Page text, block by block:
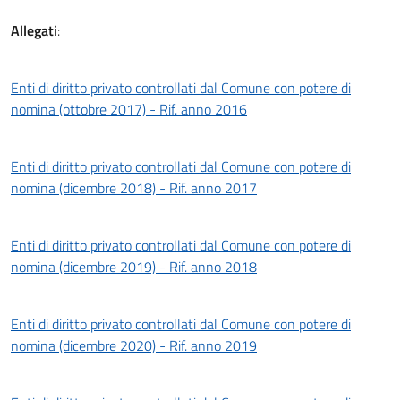
Allegati:
Enti di diritto privato controllati dal Comune con potere di
nomina (ottobre 2017) - Rif. anno 2016
Enti di diritto privato controllati dal Comune con potere di
nomina (dicembre 2018) - Rif. anno 2017
Enti di diritto privato controllati dal Comune con potere di
nomina (dicembre 2019) - Rif. anno 2018
Enti di diritto privato controllati dal Comune con potere di
nomina (dicembre 2020) - Rif. anno 2019